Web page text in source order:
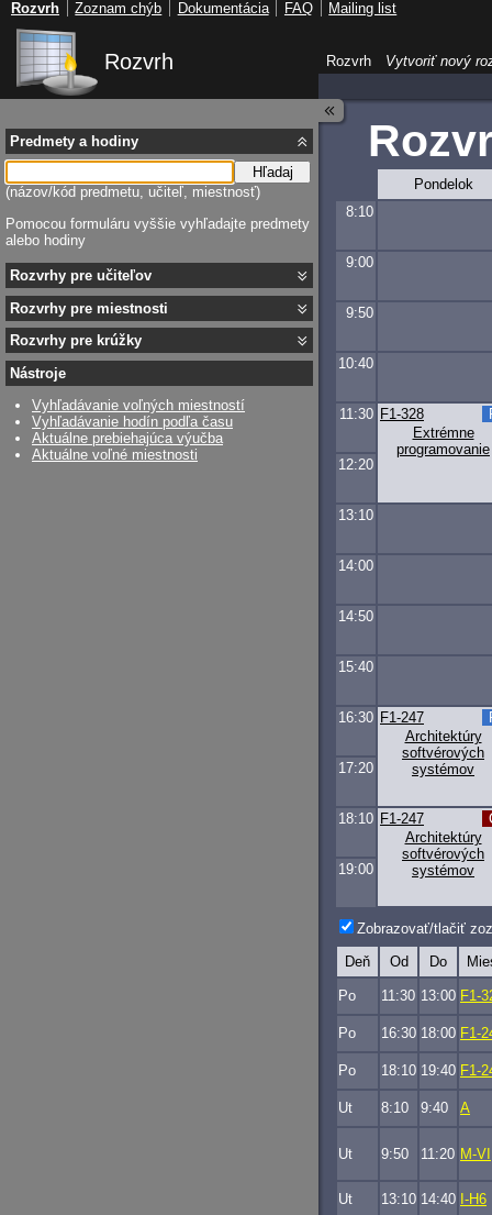
Rozvrh
Pondelok
8:10
9:00
9:50
10:40
11:30
Extrémne
programovanie
F1-328
12:20
13:10
14:00
14:50
15:40
16:30
Architektúry
softvérových
systémov
F1-247
17:20
18:10
Architektúry
softvérových
systémov
F1-247
19:00
Zobrazovať/tlačiť
Deň Od Do
Po 11:30 13:00 F1-
Po 16:30 18:00 F1-
Po 18:10 19:40 F1-
Ut 8:10 9:40 A
Ut 9:50 11:20 M-VI
Ut 13:10 14:40 I-H6
Predmety a hodiny
Hľadaj
(názov/kód predmetu, učiteľ, miestnosť)
Pomocou formuláru vyššie vyhľadajte predmety
alebo hodiny
Rozvrhy pre učiteľov
Rozvrhy pre miestnosti
Rozvrhy pre krúžky
Nástroje
Vyhľadávanie voľných miestností
Vyhľadávanie hodín podľa času
Aktuálne prebiehajúca výučba
Aktuálne voľné miestnosti
Rozvrh Vytvoriť nový
Rozvrh Zoznam chýb Dokumentácia FAQ Mailing list